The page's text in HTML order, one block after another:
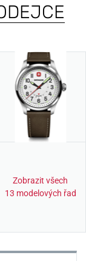
Zobrazit všech
13 modelových řad